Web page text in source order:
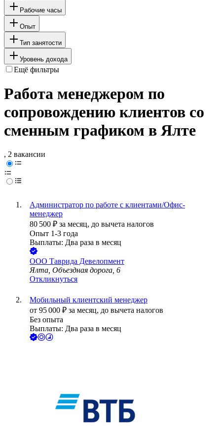
Рабочие часы
Опыт
Тип занятости
Уровень дохода
Ещё фильтры
Работа менеджером по
сопровождению клиентов со
сменным графиком в Ялте
, 2 вакансии
Администратор по работе с клиентами/Офис-
менеджер
80 500 ₽ за месяц, до вычета налогов
Опыт 1-3 года
Выплаты: Два раза в месяц
ООО Таврида Девелопмент
Ялта, Объездная дорога, 6
Откликнуться
Мобильный клиентский менеджер
от 95 000 ₽ за месяц, до вычета налогов
Без опыта
Выплаты: Два раза в месяц